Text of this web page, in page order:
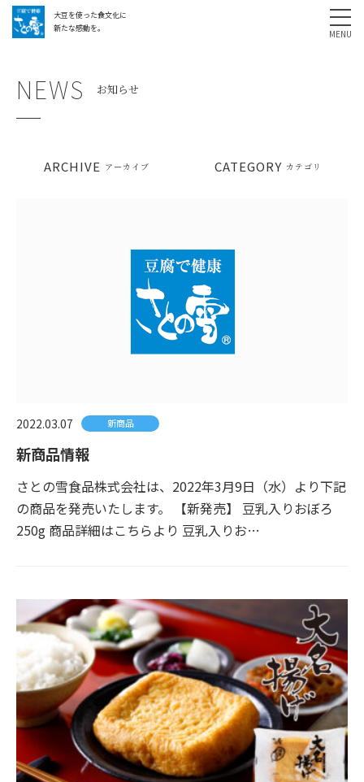
大豆を使った食文化に
新たな感動を。
採用情報
NEWS お知らせ
ARCHIVE アーカイブ CATEGORY カテゴリ
2022.03.07 新商品
新商品情報
さとの雪食品株式会社は、2022年3月9日（水）より下記
の商品を発売いたします。 【新発売】 豆乳入りおぼろ
250g 商品詳細はこちらより 豆乳入りお…